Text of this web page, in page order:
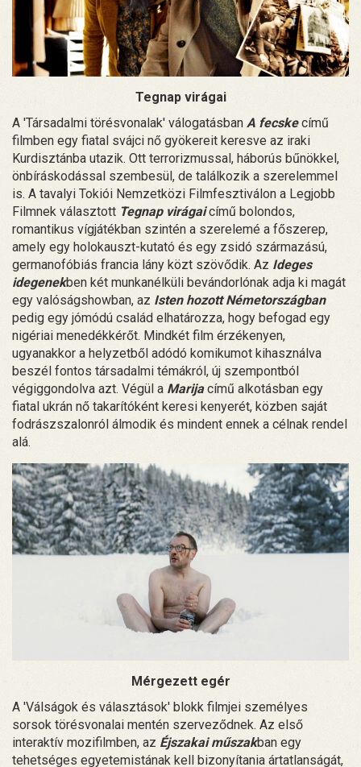
Tegnap virágai
A 'Társadalmi törésvonalak' válogatásban A fecskecímű
filmben egy fiatal svájci nő gyökereit keresve az iraki
Kurdisztánba utazik. Ott terrorizmussal, háborús bűnökkel,
önbíráskodással szembesül, de találkozik a szerelemmel
is. A tavalyi Tokiói Nemzetközi Filmfesztiválon a Legjobb
Filmnek választott Tegnap virágaicímű bolondos,
romantikus vígjátékban szintén a szerelemé a főszerep,
amely egy holokauszt-kutató és egy zsidó származású,
germanofóbiás francia lány közt szövődik. Az Ideges
idegenekben két munkanélküli bevándorlónak adja ki magát
egy valóságshowban, az Isten hozott Németországban
pedig egy jómódú család elhatározza, hogy befogad egy
nigériai menedékkérőt. Mindkét film érzékenyen,
ugyanakkor a helyzetből adódó komikumot kihasználva
beszél fontos társadalmi témákról, új szempontból
végiggondolva azt. Végül a Marijacímű alkotásban egy
fiatal ukrán nő takarítóként keresi kenyerét, közben saját
fodrászszalonról álmodik és mindent ennek a célnak rendel
alá.
Mérgezett egér
A 'Válságok és választások' blokk filmjei személyes
sorsok törésvonalai mentén szerveződnek. Az első
interaktív mozifilmben, az Éjszakai műszakban egy
tehetséges egyetemistának kell bizonyítania ártatlanságát,